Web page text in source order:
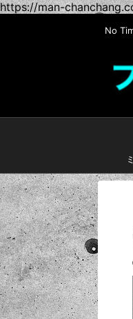
https://man-
No